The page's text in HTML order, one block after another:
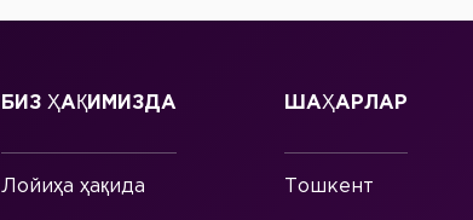
БИЗ ҲАҚИМИЗДА
Лойиҳа ҳақида
ШАҲАРЛАР
Тошкент